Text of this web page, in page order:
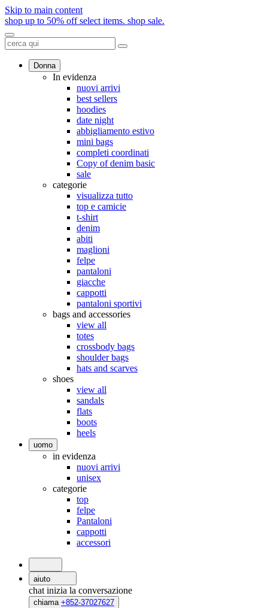
Skip to main content
shop up to 50% off select items. shop sale.
Donna
In evidenza
nuovi arrivi
best sellers
hoodies
date night
abbigliamento estivo
mini bags
completi coordinati
Copy of denim basic
sale
categorie
visualizza tutto
top e camicie
t-shirt
denim
abiti
maglioni
felpe
pantaloni
giacche
cappotti
pantaloni sportivi
bags and accessories
view all
totes
crossbody bags
shoulder bags
hats and scarves
shoes
view all
sandals
flats
boots
heels
uomo
in evidenza
nuovi arrivi
unisex
categorie
top
felpe
Pantaloni
cappotti
accessori
aiuto
chat inizia la conversazione
chiama +852-37027627